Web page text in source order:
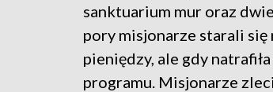
sanktuarium mur oraz
pory misjonarze starali się
pieniędzy, ale gdy
programu. Misjonarze